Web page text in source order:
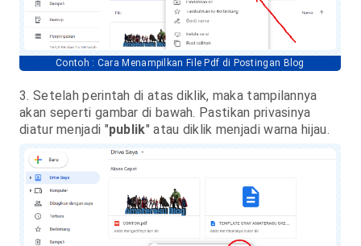
Contoh : Cara Menampilkan File Pdf di Postingan Blog
3. Setelah perintah di atas diklik, maka tampilannya
akan seperti gambar di bawah. Pastikan privasinya
diatur menjadi "publik" atau diklik menjadi warna hijau.